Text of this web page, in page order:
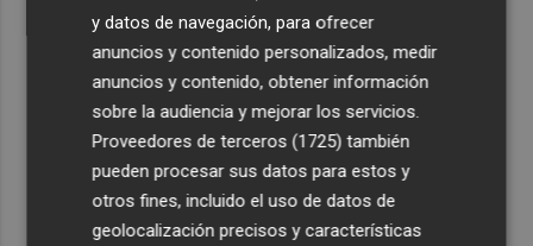
y datos de navegación, para ofrecer
anuncios y contenido personalizados, medir
anuncios y contenido, obtener información
sobre la audiencia y mejorar los servicios.
Proveedores de terceros (1725) también
pueden procesar sus datos para estos y
otros fines, incluido el uso de datos de
geolocalización precisos y características